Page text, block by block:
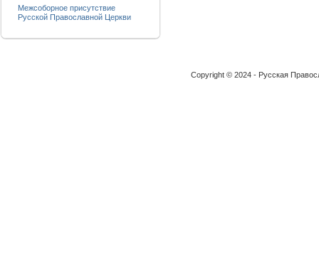
Межсоборное присутствие
Русской Православной Церкви
Copyright © 2024 - Русская